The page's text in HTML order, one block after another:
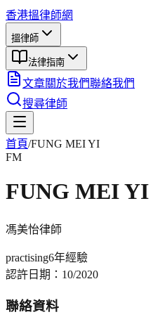
香港搵律師網
搵律師
法律指南
文章關於我們聯絡我們
搜尋律師
首頁/FUNG MEI YI
FM
FUNG MEI YI
馮美怡律師
practising6年經驗
認許日期： 10/2020
聯絡資料